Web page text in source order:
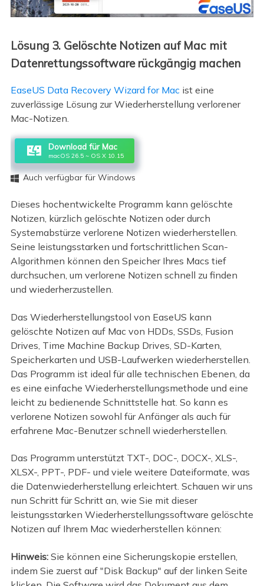
Lösung 3. Gelöschte Notizen auf Mac mit
Datenrettungssoftware rückgängig machen
EaseUS Data Recovery Wizard for Mac ist eine
zuverlässige Lösung zur Wiederherstellung verlorener
Mac-Notizen.
Download für Mac
macOS 26.5 ~ OS X 10.15
 Auch verfügbar für Windows
Dieses hochentwickelte Programm kann gelöschte
Notizen, kürzlich gelöschte Notizen oder durch
Systemabstürze verlorene Notizen wiederherstellen.
Seine leistungsstarken und fortschrittlichen Scan-
Algorithmen können den Speicher Ihres Macs tief
durchsuchen, um verlorene Notizen schnell zu finden
und wiederherzustellen.
Das Wiederherstellungstool von EaseUS kann
gelöschte Notizen auf Mac von HDDs, SSDs, Fusion
Drives, Time Machine Backup Drives, SD-Karten,
Speicherkarten und USB-Laufwerken wiederherstellen.
Das Programm ist ideal für alle technischen Ebenen, da
es eine einfache Wiederherstellungsmethode und eine
leicht zu bedienende Schnittstelle hat. So kann es
verlorene Notizen sowohl für Anfänger als auch für
erfahrene Mac-Benutzer schnell wiederherstellen.
Das Programm unterstützt TXT-, DOC-, DOCX-, XLS-,
XLSX-, PPT-, PDF- und viele weitere Dateiformate, was
die Datenwiederherstellung erleichtert. Schauen wir uns
nun Schritt für Schritt an, wie Sie mit dieser
leistungsstarken Wiederherstellungssoftware gelöschte
Notizen auf Ihrem Mac wiederherstellen können:
Hinweis: Sie können eine Sicherungskopie erstellen,
indem Sie zuerst auf "Disk Backup" auf der linken Seite